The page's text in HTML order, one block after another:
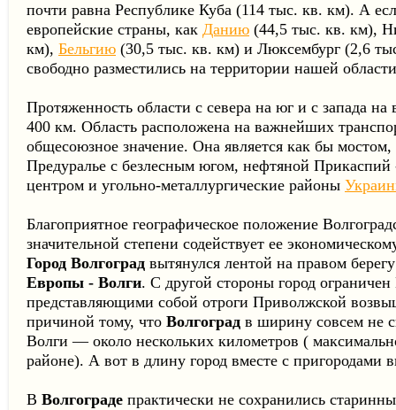
почти равна Республике Куба (114 тыс. кв. км). А
европейские страны, как Данию (44,5 тыс. кв. км),
км), Бельгию (30,5 тыс. кв. км) и Люксембург (2,6
свободно разместились на территории нашей
Протяженность области с севера на юг и с запада на
400 км. Область расположена на важнейших
общесоюзное значение. Она является как бы
Предуралье с безлесным югом, нефтяной
центром и угольно-металлургические районы
Благоприятное географическое положение
значительной степени содействует ее
Город Волгоград вытянулся лентой на правом
Европы - Волги. С другой стороны город
представляющими собой отроги Приволжской
причиной тому, что Волгоград в ширину совсем не
Волги — около нескольких километров (
районе). А вот в длину город вместе с пригородами
В Волгограде практически не сохранились